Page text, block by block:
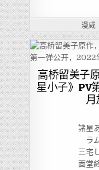
漫威
高桥留美子
星小子》PV
月
諸星
ラ
三宅
面堂